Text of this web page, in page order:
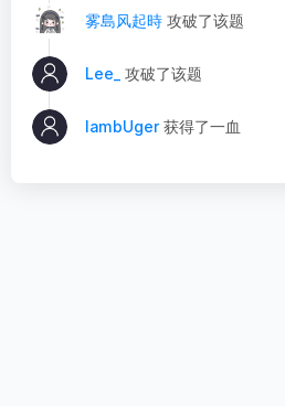
雾島风起時 攻破了该题
Lee_ 攻破了该题
lambUger 获得了一血